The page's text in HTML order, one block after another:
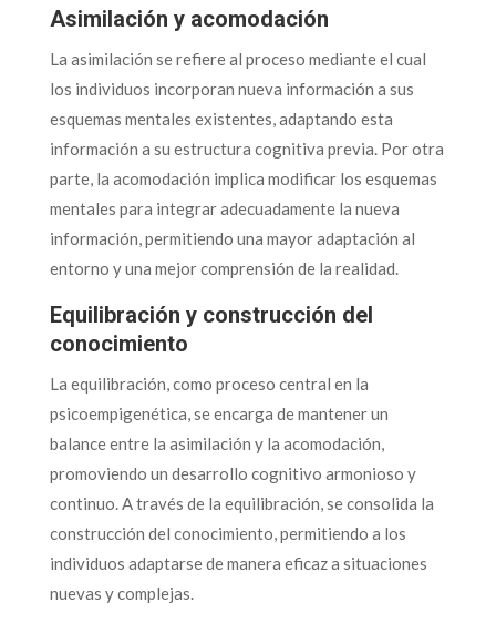
Asimilación y acomodación
La asimilación se refiere al proceso mediante el cual
los individuos incorporan nueva información a sus
esquemas mentales existentes, adaptando esta
información a su estructura cognitiva previa. Por otra
parte, la acomodación implica modificar los esquemas
mentales para integrar adecuadamente la nueva
información, permitiendo una mayor adaptación al
entorno y una mejor comprensión de la realidad.
Equilibración y construcción del
conocimiento
La equilibración, como proceso central en la
psicoempigenética, se encarga de mantener un
balance entre la asimilación y la acomodación,
promoviendo un desarrollo cognitivo armonioso y
continuo. A través de la equilibración, se consolida la
construcción del conocimiento, permitiendo a los
individuos adaptarse de manera eficaz a situaciones
nuevas y complejas.